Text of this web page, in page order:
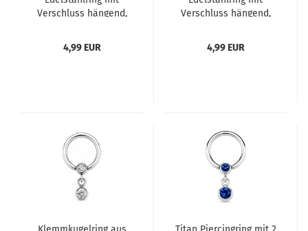
Verschluss hängend,
4,99 EUR
Verschluss hängend,
4,99 EUR